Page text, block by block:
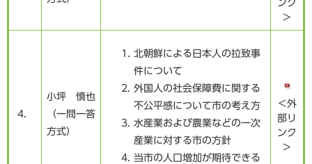
ンク
＞
4．
小坪 慎也
（一問一答
方式）
北朝鮮による日本人の拉致事
件について
外国人の社会保障費に関する
不公平感について市の考え方
水産業および農業などの一次
産業に対する市の方針
当市の人口増加が期待できる
＜外
部リ
ンク
＞